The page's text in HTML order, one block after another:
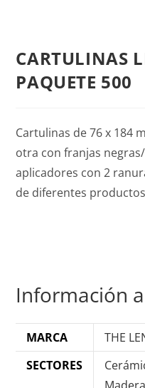
CARTULINAS
PAQUETE 500
Cartulinas de 76 x 184
otra con franjas
aplicadores con 2
de diferentes
Información
MARCA
THE
SECTORES